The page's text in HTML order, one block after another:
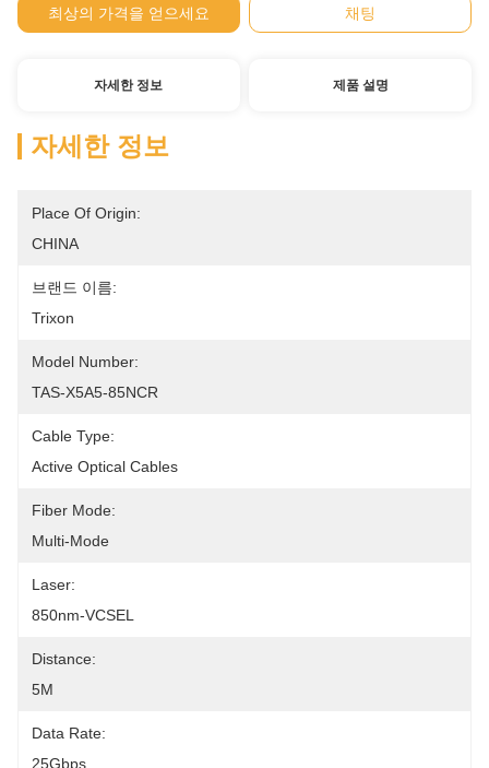
최상의 가격을 얻으세요 채팅
자세한 정보 제품 설명
자세한 정보
Place Of Origin:
CHINA
브랜드 이름:
Trixon
Model Number:
TAS-X5A5-85NCR
Cable Type:
Active Optical Cables
Fiber Mode:
Multi-Mode
Laser:
850nm-VCSEL
Distance:
5M
Data Rate:
25Gbps